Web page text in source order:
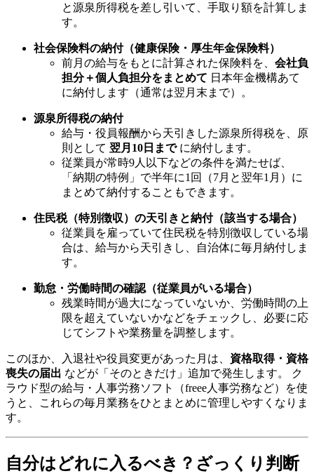
と源泉所得税を差し引いて、手取り額を計算しま
す。
社会保険料の納付（健康保険・厚生年金保険料）
前月の給与をもとに計算された保険料を、 会社負
担分＋個人負担分をまとめて 日本年金機構あて
に納付します（通常は翌月末まで）。
源泉所得税の納付
給与・役員報酬から天引きした源泉所得税を、原
則として 翌月10日までに納付します。
従業員が常時9人以下などの条件を満たせば、
「納期の特例」で半年に1回（7月と翌年1月）に
まとめて納付することもできます。
住民税（特別徴収）の天引きと納付（該当する場合）
従業員を雇っていて住民税を特別徴収している場
合は、給与から天引きし、自治体に毎月納付しま
す。
勤怠・労働時間の確認（従業員がいる場合）
残業時間が過大になっていないか、労働時間の上
限を超えていないかなどをチェックし、必要に応
じてシフトや業務量を調整します。
このほか、入退社や役員変更があった月は、 資格取得・資格
喪失の届出 などが「そのときだけ」追加で発生します。 ク
ラウド型の給与・人事労務ソフト（freee人事労務など）を使
うと、これらの毎月業務をひとまとめに管理しやすくなりま
す。
自分はどれに入るべき？ざっくり判断